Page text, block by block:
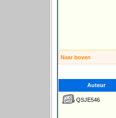
Naar boven
Auteur
QSJE546